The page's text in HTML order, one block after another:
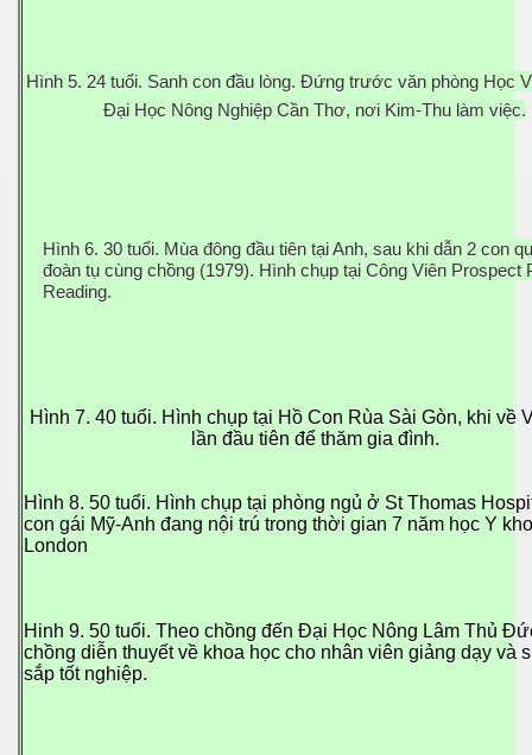
Hình 5. 24 tuổi. Sanh con đầu lòng. Đứng trước văn phòng Học
Đại Học Nông Nghiệp Cần Thơ, nơi Kim-Thu làm việc.
Hình 6. 30 tuổi. Mùa đông đầu tiên tại Anh, sau khi dẫn 2 con
đoàn tụ cùng chồng (1979). Hình chụp tại Công Viên Prospect
Reading.
Hình 7. 40 tuổi. Hình chụp tại Hồ Con Rùa Sài Gòn, khi về
lần đầu tiên để thăm gia đình.
Hình 8. 50 tuổi. Hình chụp tại phòng ngủ ở St Thomas
con gái Mỹ-Anh đang nội trú trong thời gian 7 năm học Y
London
Hinh 9. 50 tuổi. Theo chồng đến Đại Học Nông Lâm Thủ
chồng diễn thuyết về khoa học cho nhân viên giảng dạy và
sắp tốt nghiệp.
18.
21
22